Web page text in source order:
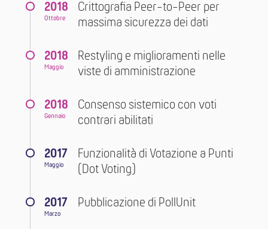
2018
Ottobre
Crittografia Peer-to-Peer per
massima sicurezza dei dati
2018
Maggio
Restyling e miglioramenti nelle
viste di amministrazione
2018
Gennaio
Consenso sistemico con voti
contrari abilitati
2017
Maggio
Funzionalità di Votazione a Punti
(Dot Voting)
2017
Marzo
Pubblicazione di PollUnit